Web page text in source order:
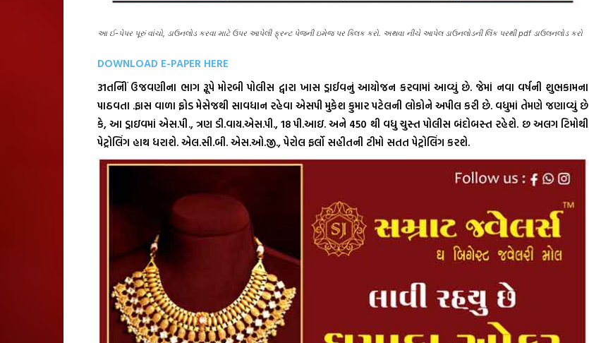
આ ઈ-પેપર પૂરું વાંચો, ડાઉનલોડ કરવા માટે ઉપર આપેલી ફ્રન્ટ પેજની ઇમેજ પર ક્લિક કરો. અથવા નીચે આપેલ ડાઉનલોડની લિંક પરથી pdf ડાઉલનલોડ કરો
DOWNLOAD E-PAPER HERE
31તનિીં ઉજવણીના ભાગ રૂૂપે મોરબી પોલીસ દ્વારા ખાસ ડ્રાઈવનું આયોજન કરવામાં આવ્યું છે. જેમાં નવા વર્ષની શુભકામના
પાઠવતા .ફાસ વાળા ફ્રોડ મેસેજથી સાવધાન રહેવા એસપી મુકેશ કુમાર પટેલની લોકોને અપીલ કરી છે. વધુમાં તેમણે જણાવ્યું છે
કે, આ ડ્રાઇવમાં એસ.પી., ત્રણ ડી.વાય.એસ.પી., 18 પી.આઇ. અને 450 થી વધુ ચુસ્ત પોલીસ બંદોબસ્ત રહેશે. છ અલગ ટિમોથી
પેટ્રોલિંગ હાથ ધરાશે. એલ.સી.બી. એસ.ઓ.જી., પેરોલ ફર્લો સહીતની ટીમો સતત પેટ્રોલિંગ કરશે.